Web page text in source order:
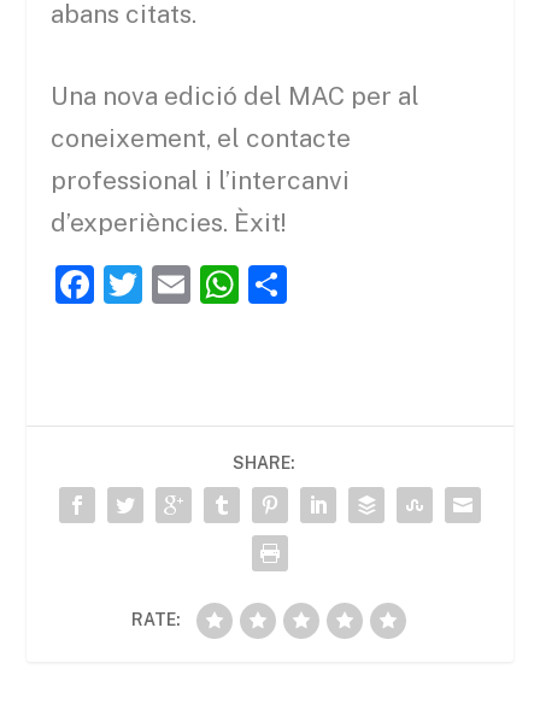
abans citats.
Una nova edició del MAC per al
coneixement, el contacte
professional i l’intercanvi
d’experiències. Èxit!
F
b
o
o
T
E
W
A
p
p
ar
te
ix
SHARE:
RATE: